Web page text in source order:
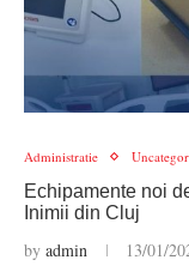
Administratie
Echipamente noi
Inimii din Cluj
by admin 13/01/